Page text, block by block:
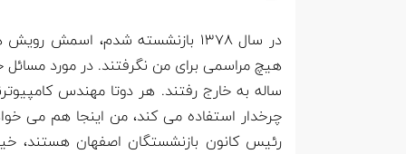
در سال 1378 بازنشسته شدم،
چرخدار استفاده می کند، من اینجا هم می
رئیس کانون بازنشستگان اصفهان هستند،